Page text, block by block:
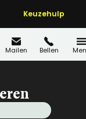
Keuzehulp
Mailen Bellen